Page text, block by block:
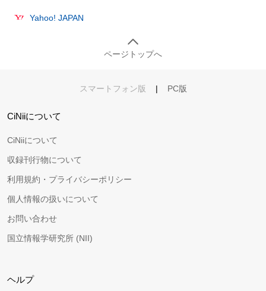
Yahoo! JAPAN
ページトップへ
スマートフォン版 | PC版
CiNiiについて
CiNiiについて
収録刊行物について
利用規約・プライバシーポリシー
個人情報の扱いについて
お問い合わせ
国立情報学研究所 (NII)
ヘルプ